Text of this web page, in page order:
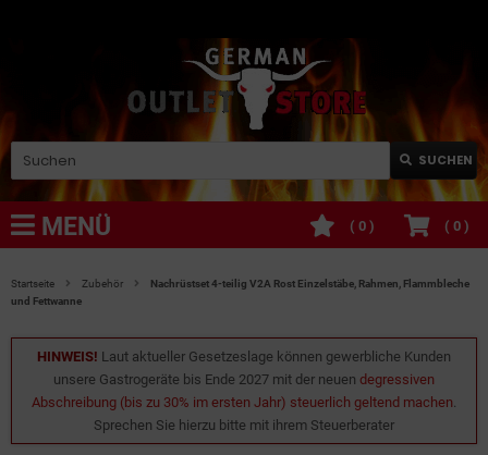
SUCHEN
MENÜ ( 0 )
( 0 )
Startseite Zubehör
Nachrüstset 4-teilig V2A Rost Einzelstäbe, Rahmen, Flammbleche
und Fettwanne
HINWEIS! Laut aktueller Gesetzeslage können gewerbliche Kunden
unsere Gastrogeräte bis Ende 2027 mit der neuen degressiven
Abschreibung (bis zu 30% im ersten Jahr) steuerlich geltend machen.
Sprechen Sie hierzu bitte mit ihrem Steuerberater